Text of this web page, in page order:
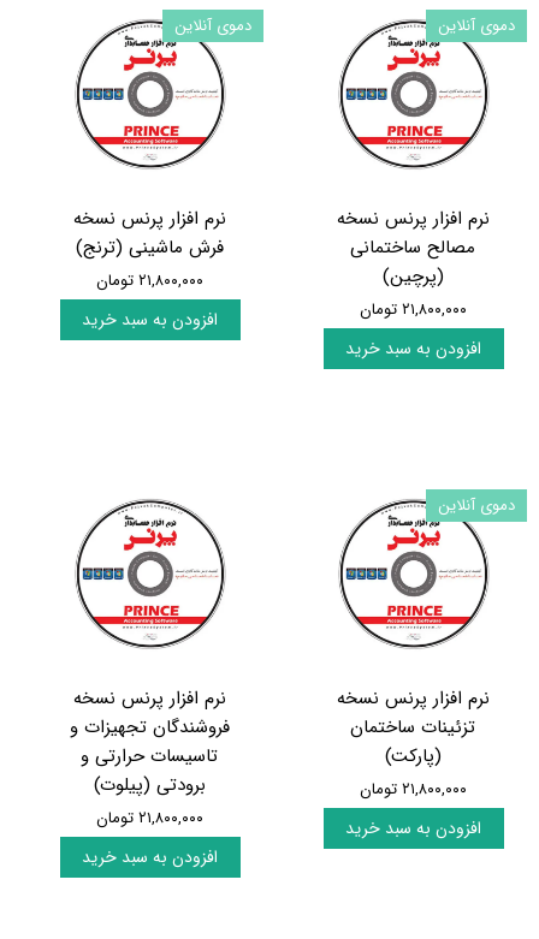
نرم افزار پرنس نسخه
مصالح ساختمانی
(پرچین)
۲۱,۸۰۰,۰۰۰ تومان
افزودن به سبد خرید
دموی آنلاین
نرم افزار پرنس نسخه
فرش ماشینی (ترنج)
۲۱,۸۰۰,۰۰۰ تومان
افزودن به سبد خرید
دموی آنلاین
نرم افزار پرنس نسخه
تزئینات ساختمان
(پارکت)
۲۱,۸۰۰,۰۰۰ تومان
افزودن به سبد خرید
دموی آنلاین
نرم افزار پرنس نسخه
فروشندگان تجهیزات و
تاسیسات حرارتی و
برودتی (پیلوت)
۲۱,۸۰۰,۰۰۰ تومان
افزودن به سبد خرید